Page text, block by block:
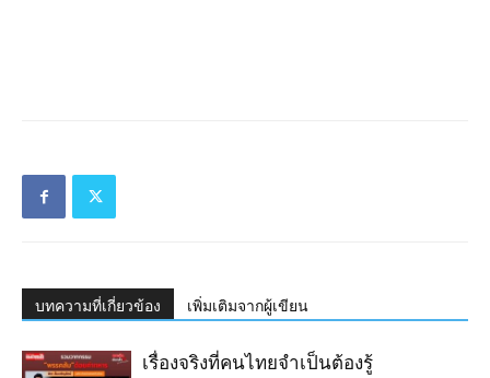
บทความที่เกี่ยวข้อง เพิ่มเติมจากผู้เขียน
เรื่องจริงที่คนไทยจำเป็นต้องรู้